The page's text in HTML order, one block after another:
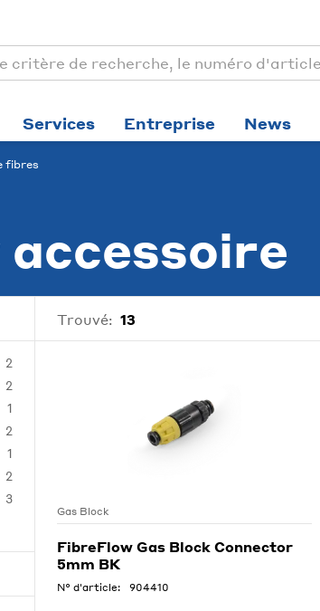
Services Entreprise News
fibres
Trouvé: 13
2
2
1
2
1
2
3
Gas Block
FibreFlow Gas Block Connector
5mm BK
N° d'article: 904410